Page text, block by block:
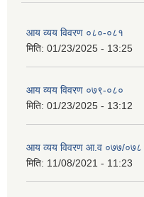
आय व्यय विवरण ०८०-०८१
मिति: 01/23/2025 - 13:25
आय व्यय विवरण ०७९-०८०
मिति: 01/23/2025 - 13:12
आय व्यय विवरण आ.व ०७७/०७८
मिति: 11/08/2021 - 11:23